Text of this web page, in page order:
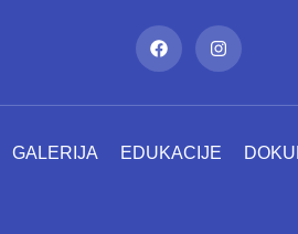
GALERIJA EDUKACIJE